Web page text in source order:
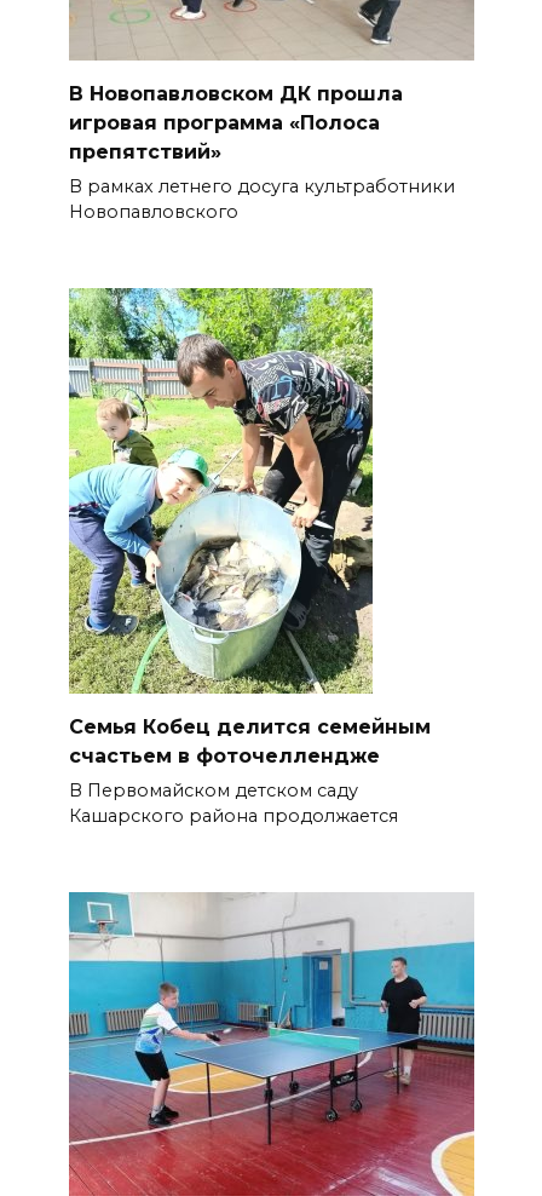
В Новопавловском ДК прошла
игровая программа «Полоса
препятствий»
В рамках летнего досуга культработники
Новопавловского
Семья Кобец делится семейным
счастьем в фоточеллендже
В Первомайском детском саду
Кашарского района продолжается